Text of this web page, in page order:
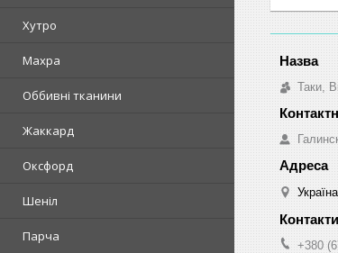
Хутро
Махра
Оббивні тканини
Жаккард
Оксфорд
Шеніл
Парча
Таки,
+380